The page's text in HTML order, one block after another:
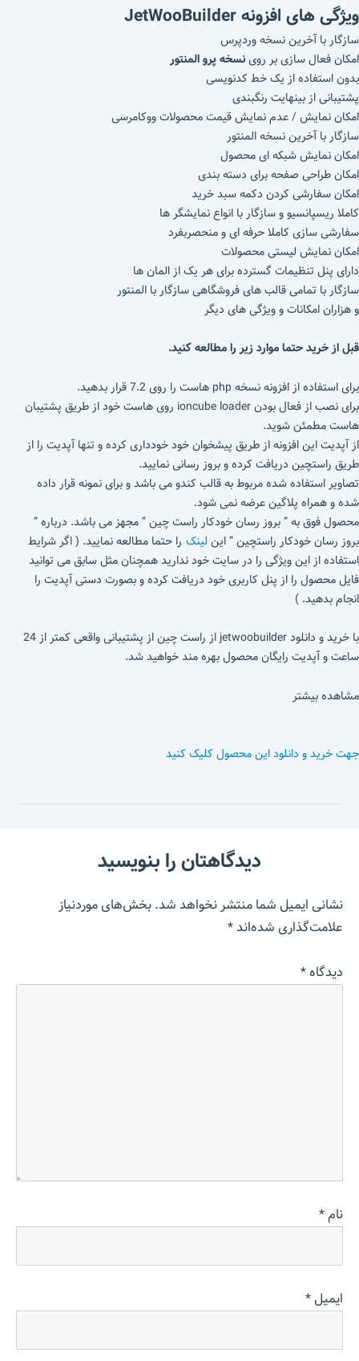
ویژگی های افزونه JetWooBuilder
سازگار با آخرین نسخه وردپرس
امکان فعال سازی بر روینسخه پرو المنتور
بدون استفاده از یک خط کدنویسی
پشتیبانی از بینهایت رنگبندی
امکان نمایش / عدم نمایش قیمت محصولات ووکامرسی
سازگار با آخرین نسخه المنتور
امکان نمایش شبکه ای محصول
امکان طراحی صفحه برای دسته بندی
امکان سفارشی کردن دکمه سبد خرید
کاملا ریسپانسیو و سازگار با انواع نمایشگر ها
سفارشی سازی کاملا حرفه ای و منحصربفرد
امکان نمایش لیستی محصولات
دارای پنل تنظیمات گسترده برای هر یک از المان ها
سازگار با تمامی قالب های فروشگاهی سازگار با المنتور
و هزاران امکانات و ویژگی های دیگر
قبل از خرید حتما موارد زیر را مطالعه کنید.
برای استفاده از افزونه نسخه php هاست را روی 7.2 قرار بدهید.
برای نصب از فعال بودن ioncube loader روی هاست خود از طریق پشتیبان
هاست مطمئن شوید.
از آپدیت این افزونه از طریق پیشخوان خود خودداری کرده و تنها آپدیت را از
طریق راستچین دریافت کرده و بروز رسانی نمایید.
تصاویر استفاده شده مربوط به قالب کندو می باشد و برای نمونه قرار داده
شده و همراه پلاگین عرضه نمی شود.
محصول فوق به ” بروز رسان خودکار راست چین ” مجهز می باشد. درباره ”
بروز رسان خودکار راستچین ” این لینک را حتما مطالعه نمایید. ( اگر شرایط
استفاده از این ویژگی را در سایت خود ندارید همچنان مثل سابق می توانید
فایل محصول را از پنل کاربری خود دریافت کرده و بصورت دستی آپدیت را
انجام بدهید. )
با خرید و دانلود jetwoobuilder از راست چین از پشتیبانی واقعی کمتر از 24
ساعت و آپدیت رایگان محصول بهره مند خواهید شد.
مشاهده بیشتر
جهت خرید و دانلود این محصول کلیک کنید
دیدگاهتان را بنویسید
نشانی ایمیل شما منتشر نخواهد شد.بخش‌های موردنیاز
علامت‌گذاری شده‌اند*
دیدگاه*
نام*
ایمیل*